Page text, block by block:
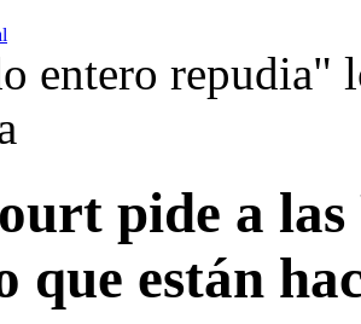
entero repudia"
pide a
que están